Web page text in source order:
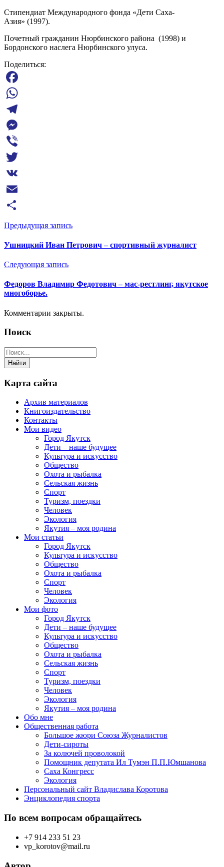
Стипендиат Международного фонда «Дети Саха-
Азия» (1997).
Почетный гражданин Нюрбинского района (1998) и
Бордонского наслега Нюрбинского улуса.
Поделиться:
Facebook
WhatsApp
Telegram
Messenger
Viber
Twitter
VK
Email
Отправить
Предыдущая запись
Ушницкий Иван Петрович – спортивный журналист
Следующая запись
Федоров Владимир Федотович – мас-рестлинг, якутское
многоборье.
Комментарии закрыты.
Поиск
Карта сайта
Архив материалов
Книгоиздательство
Контакты
Мои видео
Город Якутск
Дети – наше будущее
Культура и искусство
Общество
Охота и рыбалка
Сельская жизнь
Спорт
Туризм, поездки
Человек
Экология
Якутия – моя родина
Мои статьи
Город Якутск
Культура и искусство
Общество
Охота и рыбалка
Спорт
Человек
Экология
Мои фото
Город Якутск
Дети – наше будущее
Культура и искусство
Общество
Охота и рыбалка
Сельская жизнь
Спорт
Туризм, поездки
Человек
Экология
Якутия – моя родина
Обо мне
Общественная работа
Большое жюри Союза Журналистов
Дети-сироты
За колючей проволокой
Помощник депутата Ил Тумэн П.П.Юмшанова
Саха Конгресс
Экология
Персональный сайт Владислава Коротова
Энциклопедия спорта
По всем вопросам обращайтесь
+7 914 233 51 23
vp_korotov@mail.ru